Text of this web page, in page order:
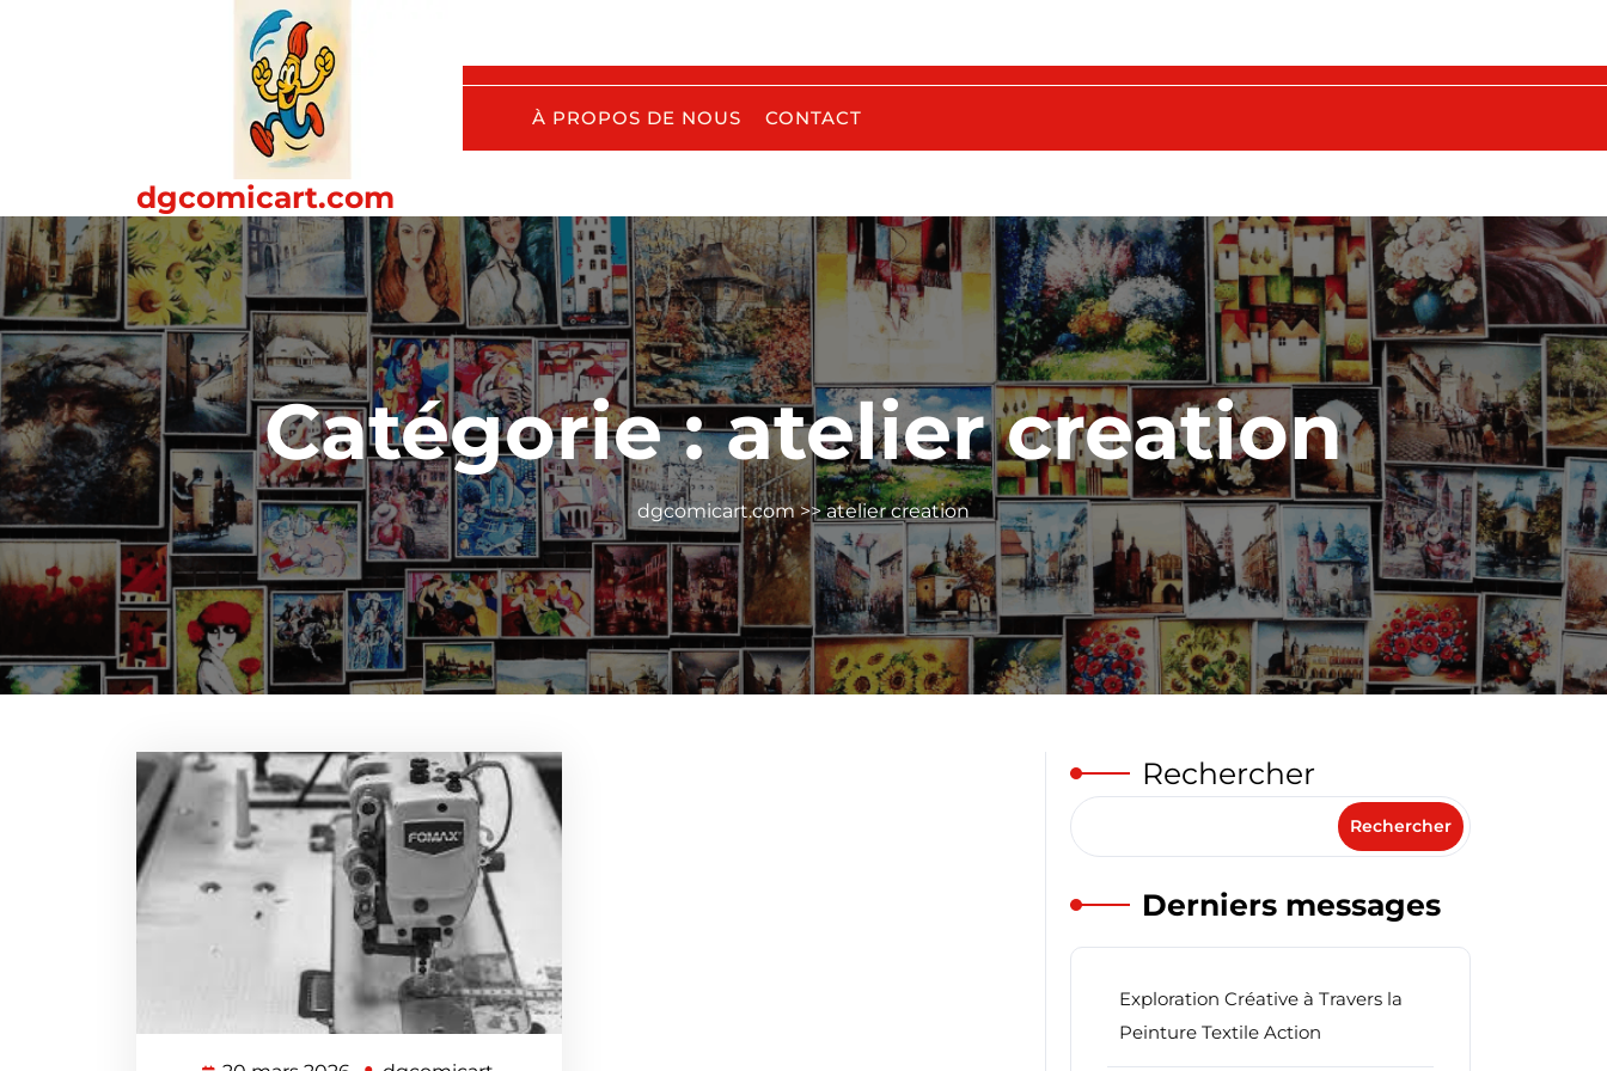
dgcomicart.com
À PROPOS DE NOUS CONTACT
Catégorie :atelier creation
dgcomicart.com>>atelier creation
Rechercher
Rechercher
Derniers messages
Exploration Créative à Travers la
Peinture Textile Action